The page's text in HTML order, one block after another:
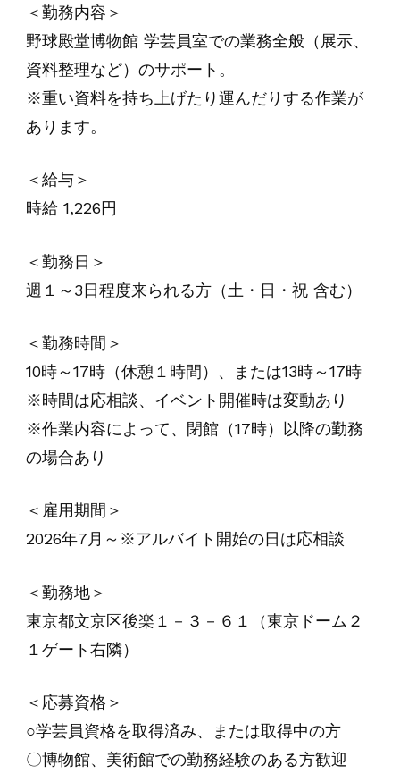
＜勤務内容＞
野球殿堂博物館 学芸員室での業務全般（展示、
資料整理など）のサポート。
※重い資料を持ち上げたり運んだりする作業が
あります。
＜給与＞
時給 1,226円
＜勤務日＞
週１～3日程度来られる方（土・日・祝 含む）
＜勤務時間＞
10時～17時（休憩１時間）、または13時～17時
※時間は応相談、イベント開催時は変動あり
※作業内容によって、閉館（17時）以降の勤務
の場合あり
＜雇用期間＞
2026年7月～※アルバイト開始の日は応相談
＜勤務地＞
東京都文京区後楽１－３－６１（東京ドーム２
１ゲート右隣）
＜応募資格＞
○学芸員資格を取得済み、または取得中の方
〇博物館、美術館での勤務経験のある方歓迎